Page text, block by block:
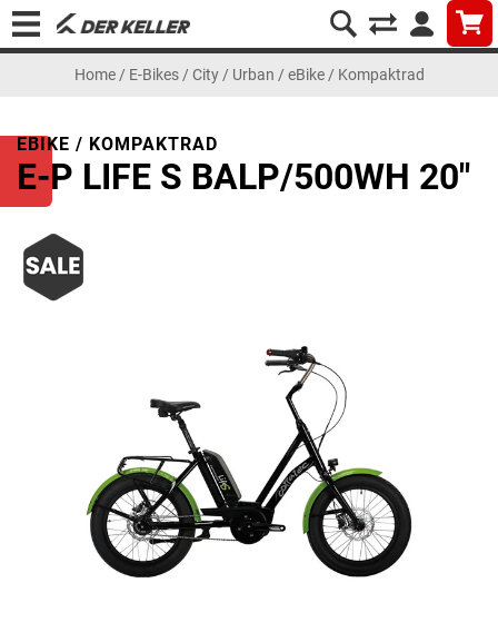
Home/ E-Bikes/ City / Urban / eBike / Kompaktrad
EBIKE / KOMPAKTRAD
E-P LIFE S BALP/500WH 20"